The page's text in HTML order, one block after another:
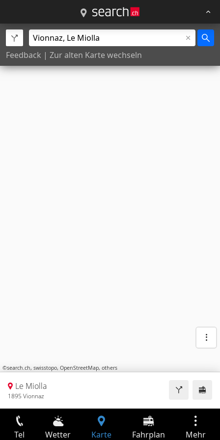
Feedback | Zur alten Karte wechseln
©search.ch, swisstopo, OpenStreetMap, others
Le Miolla
1895 Vionnaz
Tel Wetter Karte Fahrplan Mehr